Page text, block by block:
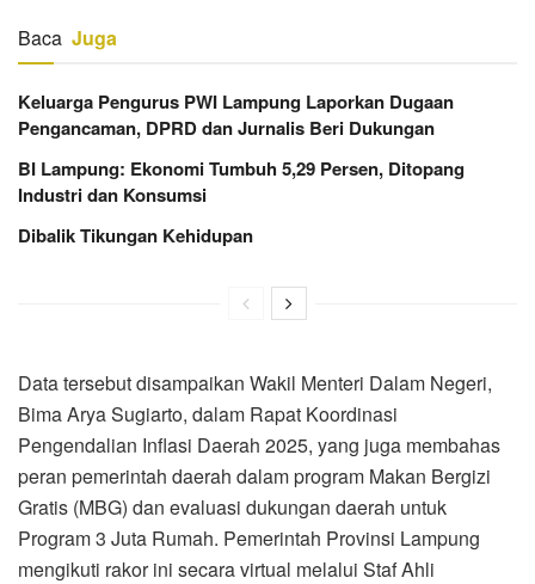
Baca Juga
Keluarga Pengurus PWI Lampung Laporkan Dugaan
Pengancaman, DPRD dan Jurnalis Beri Dukungan
BI Lampung: Ekonomi Tumbuh 5,29 Persen, Ditopang
Industri dan Konsumsi
Dibalik Tikungan Kehidupan
Data tersebut disampaikan Wakil Menteri Dalam Negeri,
Bima Arya Sugiarto, dalam Rapat Koordinasi
Pengendalian Inflasi Daerah 2025, yang juga membahas
peran pemerintah daerah dalam program Makan Bergizi
Gratis (MBG) dan evaluasi dukungan daerah untuk
Program 3 Juta Rumah. Pemerintah Provinsi Lampung
mengikuti rakor ini secara virtual melalui Staf Ahli